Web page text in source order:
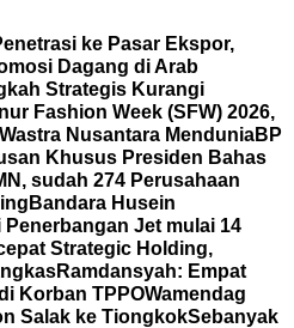
ke Pasar Ekspor,
Dagang di Arab
Strategis Kurangi
Fashion Week (SFW) 2026,
Nusantara MenduniaBP
Khusus Presiden Bahas
sudah 274 Perusahaan
Bandara Husein
Jet mulai 14
Strategic Holding,
Ramdansyah: Empat
Korban TPPOWamendag
Salak ke TiongkokSebanyak